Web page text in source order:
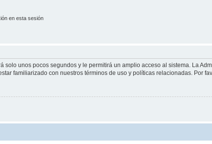
en esta sesión
solo unos pocos segundos y le permitirá un amplio acceso al sistema. La
familiarizado con nuestros términos de uso y políticas relacionadas. Por